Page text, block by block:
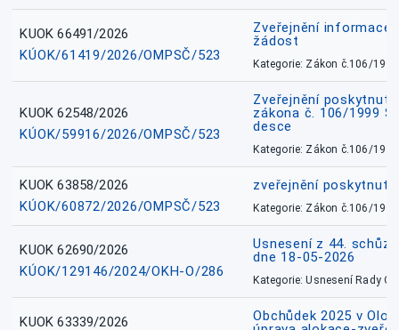
KUOK 66491/2026
KÚOK/61419/2026/OMPSČ/523
Zveřejnění informace
žádost
Kategorie: Zákon č.106/1999
KUOK 62548/2026
KÚOK/59916/2026/OMPSČ/523
Zveřejnění
zákona č. 106/1999
desce
Kategorie: Zákon č.106/1999
KUOK 63858/2026
KÚOK/60872/2026/OMPSČ/523
zveřejnění
Kategorie: Zákon č.106/1999
KUOK 62690/2026
KÚOK/129146/2024/OKH-O/286
Usnesení z 44.
dne 18-05-2026
Kategorie: Usnesení Rady
KUOK 63339/2026
Obchůdek 2025 v